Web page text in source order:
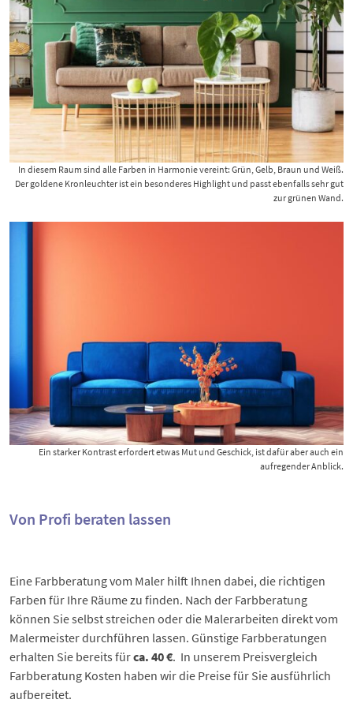
In diesem Raum sind alle Farben in Harmonie vereint: Grün, Gelb, Braun und Weiß.
Der goldene Kronleuchter ist ein besonderes Highlight und passt ebenfalls sehr gut
zur grünen Wand.
Ein starker Kontrast erfordert etwas Mut und Geschick, ist dafür aber auch ein
aufregender Anblick.
Von Profi beraten lassen
Eine Farbberatung vom Maler hilft Ihnen dabei, die richtigen
Farben für Ihre Räume zu finden. Nach der Farbberatung
können Sie selbst streichen oder die Malerarbeiten direkt vom
Malermeister durchführen lassen. Günstige Farbberatungen
erhalten Sie bereits fürca. 40 €. In unserem Preisvergleich
Farbberatung Kosten haben wir die Preise für Sie ausführlich
aufbereitet.